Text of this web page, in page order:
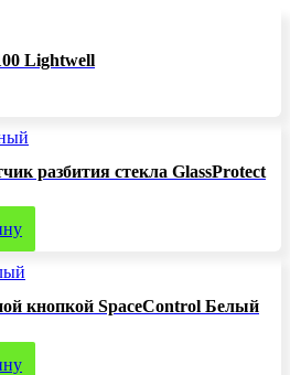
Lightwell
разбития стекла GlassProtect
кнопкой SpaceControl Белый